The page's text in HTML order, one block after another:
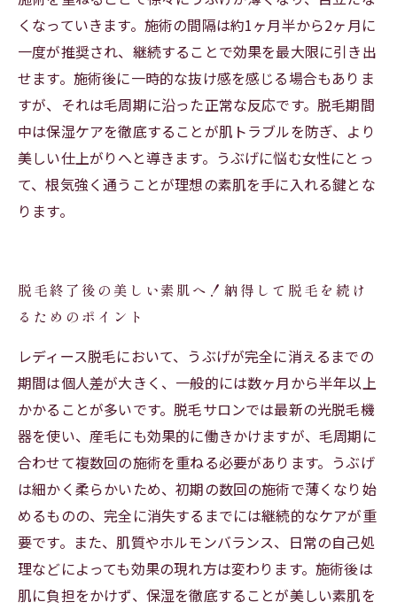
くなっていきます。施術の間隔は約1ヶ月半から2ヶ月に
一度が推奨され、継続することで効果を最大限に引き出
せます。施術後に一時的な抜け感を感じる場合もありま
すが、それは毛周期に沿った正常な反応です。脱毛期間
中は保湿ケアを徹底することが肌トラブルを防ぎ、より
美しい仕上がりへと導きます。うぶげに悩む女性にとっ
て、根気強く通うことが理想の素肌を手に入れる鍵とな
ります。
脱毛終了後の美しい素肌へ！納得して脱毛を続け
るためのポイント
レディース脱毛において、うぶげが完全に消えるまでの
期間は個人差が大きく、一般的には数ヶ月から半年以上
かかることが多いです。脱毛サロンでは最新の光脱毛機
器を使い、産毛にも効果的に働きかけますが、毛周期に
合わせて複数回の施術を重ねる必要があります。うぶげ
は細かく柔らかいため、初期の数回の施術で薄くなり始
めるものの、完全に消失するまでには継続的なケアが重
要です。また、肌質やホルモンバランス、日常の自己処
理などによっても効果の現れ方は変わります。施術後は
肌に負担をかけず、保湿を徹底することが美しい素肌を